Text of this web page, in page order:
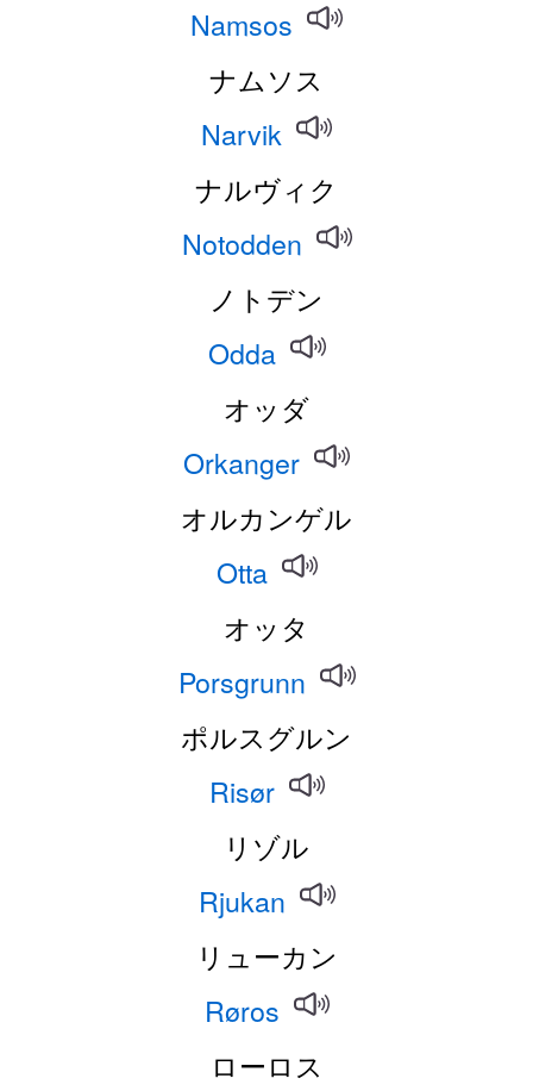
Namsos
ナムソス
Narvik
ナルヴィク
Notodden
ノトデン
Odda
オッダ
Orkanger
オルカンゲル
Otta
オッタ
Porsgrunn
ポルスグルン
Risør
リゾル
Rjukan
リューカン
Røros
ローロス